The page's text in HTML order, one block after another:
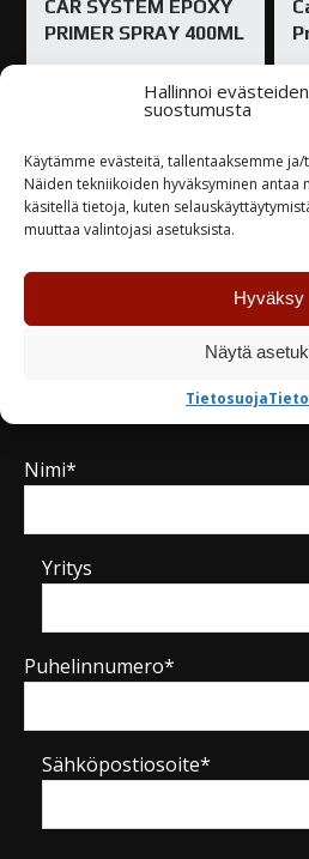
Hallinnoi evästeiden
suostumusta
Käytämme evästeitä, tallentaaksemme
Näiden tekniikoiden hyväksyminen antaa
käsitellä tietoja, kuten
muuttaa valintojasi asetuksista.
Hyväksy
Näytä
Tietosuoja
CAR SYSTEM EPOXY
PRIMER SPRAY 400ML
TUTUSTU
Kysy tuotteesta /
Nimi*
Yritys
Puhelinnumero*
Sähköpostiosoite*